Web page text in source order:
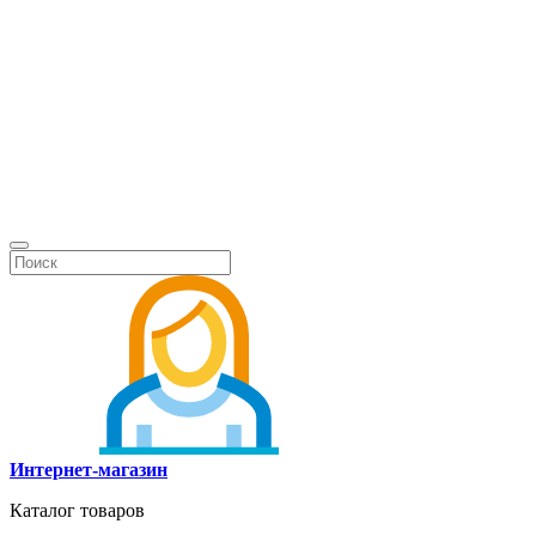
Интернет-магазин
Каталог товаров